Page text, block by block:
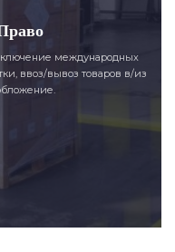
международных
ввоз/вывоз товаров в/из